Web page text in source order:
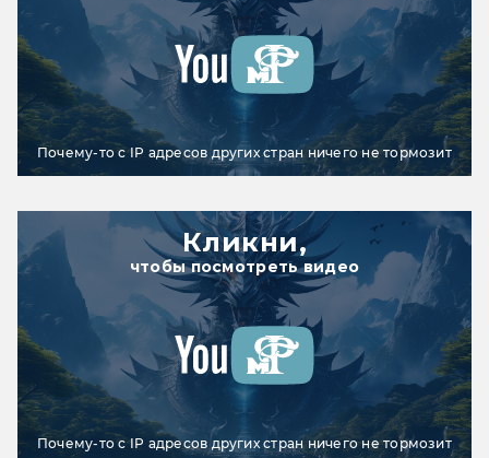
Почему-то с IP адресов других стран ничего не тормозит
Кликни,
чтобы посмотреть видео
Почему-то с IP адресов других стран ничего не тормозит